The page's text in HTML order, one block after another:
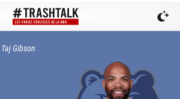
TajGibson